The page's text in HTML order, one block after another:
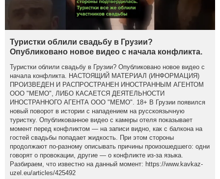
Туристки облили свадьбу в Грузии?
Опубликовано новое видео с начала конфликта.
Туристки облили свадьбу в Грузии? Опубликовано новое видео с
начала конфликта. НАСТОЯЩИЙ МАТЕРИАЛ (ИНФОРМАЦИЯ)
ПРОИЗВЕДЕН И РАСПРОСТРАНЕН ИНОСТРАННЫМ АГЕНТОМ
ООО "МЕМО", ЛИБО КАСАЕТСЯ ДЕЯТЕЛЬНОСТИ
ИНОСТРАННОГО АГЕНТА ООО "МЕМО". 18+ В Грузии появился
новый поворот в истории с нападением на русскоязычную
туристку. Опубликованное видео с камеры отеля показывает
момент перед конфликтом — на записи видно, как с балкона на
гостей свадьбы попадает жидкость. При этом стороны
продолжают по-разному описывать причины произошедшего: одни
говорят о провокации, другие — о конфликте из-за языка.
Разбираем, что известно на данный момент: https://www.kavkaz-
uzel.eu/articles/425492